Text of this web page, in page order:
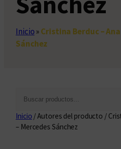
Inicio»Cristina Berduc –
Sánchez
s
c
Inicio / Autores del producto /
– Mercedes Sánchez